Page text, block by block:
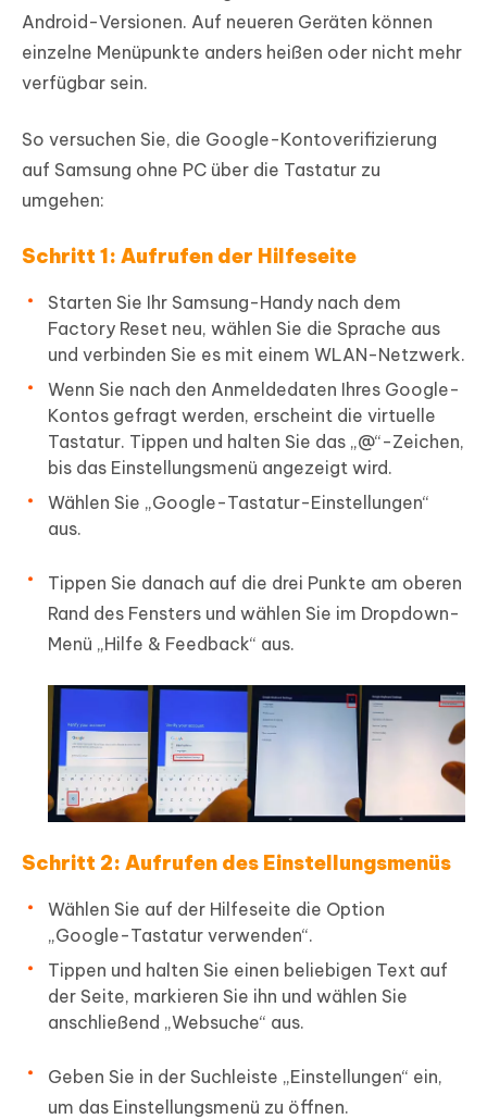
Android-Versionen. Auf neueren Geräten können
einzelne Menüpunkte anders heißen oder nicht mehr
verfügbar sein.
So versuchen Sie, die Google-Kontoverifizierung
auf Samsung ohne PC über die Tastatur zu
umgehen:
Schritt 1: Aufrufen der Hilfeseite
Starten Sie Ihr Samsung-Handy nach dem
Factory Reset neu, wählen Sie die Sprache aus
und verbinden Sie es mit einem WLAN-Netzwerk.
Wenn Sie nach den Anmeldedaten Ihres Google-
Kontos gefragt werden, erscheint die virtuelle
Tastatur. Tippen und halten Sie das „@“-Zeichen,
bis das Einstellungsmenü angezeigt wird.
Wählen Sie „Google-Tastatur-Einstellungen“
aus.
Tippen Sie danach auf die drei Punkte am oberen
Rand des Fensters und wählen Sie im Dropdown-
Menü „Hilfe & Feedback“ aus.
Schritt 2: Aufrufen des Einstellungsmenüs
Wählen Sie auf der Hilfeseite die Option
„Google-Tastatur verwenden“.
Tippen und halten Sie einen beliebigen Text auf
der Seite, markieren Sie ihn und wählen Sie
anschließend „Websuche“ aus.
Geben Sie in der Suchleiste „Einstellungen“ ein,
um das Einstellungsmenü zu öffnen.